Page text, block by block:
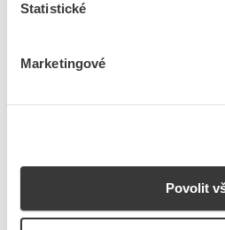
Statistické
Marketingové
Povolit
PROTEC Dutinka